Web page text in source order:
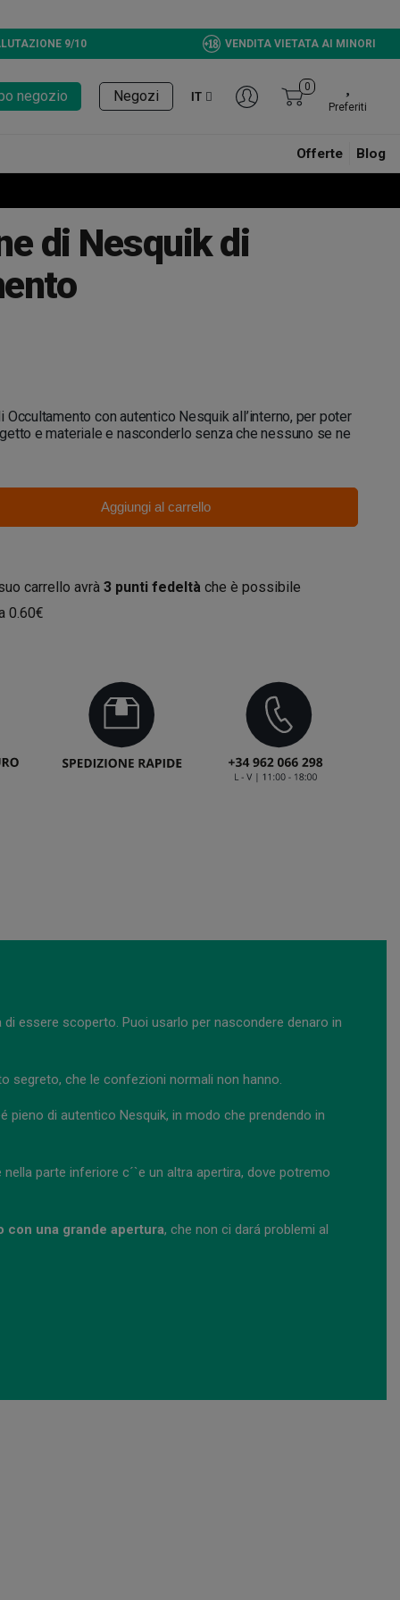
9/10 VENDITA VIETATA AI MINORI
negozio Negozi IT
0
Preferiti
Offerte Blog
di Nesquik di
con autentico Nesquik all’interno, per poter
e materiale e nasconderlo senza che nessuno se ne
Aggiungi al carrello
carrello avrà 3 punti fedeltà che è possibile
0.60€
essere scoperto. Puoi usarlo per nascondere denaro in
segreto, che le confezioni normali non hanno.
pieno di autentico Nesquik, in modo che prendendo in
parte inferiore c´`e un altra apertira, dove potremo
con una grande apertura, che non ci dará problemi al